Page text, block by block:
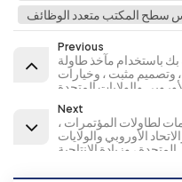
سطح المكتب متعدد الوظائف
Previous
باستخدام مآخذ طاولة
وتصميم مثبت ، وخيارات
والولايات المتحدة
Next
لطاولات المؤتمرات ،
الأوروبي والولايات
المتحدة ، وزيادة الإنتاجية